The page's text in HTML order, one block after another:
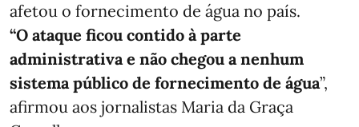
afetou o fornecimento de água no país.
“O ataque ficou contido à parte
administrativa e não chegou a nenhum
sistema público de fornecimento de água”,
afirmou aos jornalistas Maria da Graça